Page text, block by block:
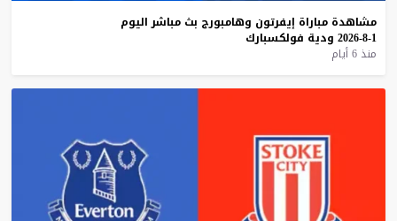
مشاهدة مباراة إيفرتون وهامبورج بث مباشر اليوم
1-8-2026
ودية فولكسبارك
منذ 6 أيام